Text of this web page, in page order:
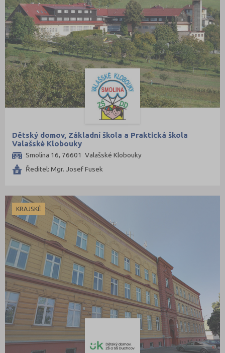
Dětský domov, Základní škola a Praktická škola
Valašské Klobouky
Smolina 16, 76601 Valašské Klobouky
Ředitel: Mgr. Josef Fusek
KRAJSKÉ